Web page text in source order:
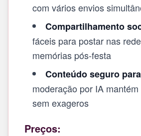
com vários envios
Compartilhamento
fáceis para postar nas
memórias pós-festa
Conteúdo seguro
moderação por IA
sem exageros
Preços: